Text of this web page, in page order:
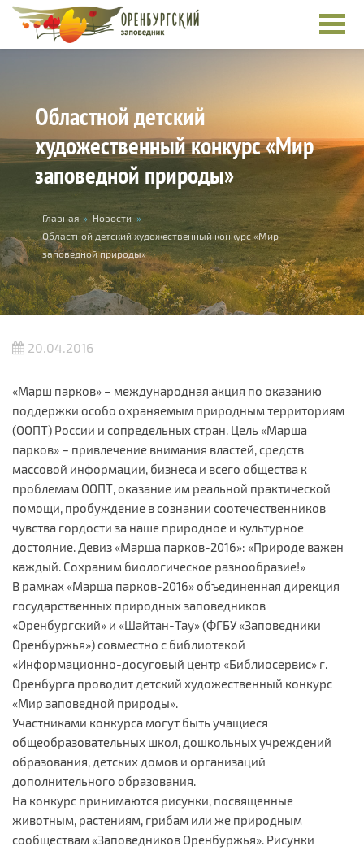
Перейти к основному содержанию
Областной детский
художественный конкурс «Мир
заповедной природы»
Вы здесь
Главная » Новости »
Областной детский художественный конкурс «Мир
заповедной природы»
20.04.2016
«Марш парков» – международная акция по оказанию
поддержки особо охраняемым природным территориям
(ООПТ) России и сопредельных стран. Цель «Марша
парков» – привлечение внимания властей, средств
массовой информации, бизнеса и всего общества к
проблемам ООПТ, оказание им реальной практической
помощи, пробуждение в сознании соотечественников
чувства гордости за наше природное и культурное
достояние. Девиз «Марша парков-2016»: «Природе важен
каждый. Сохраним биологическое разнообразие!»
В рамках «Марша парков-2016» объединенная дирекция
государственных природных заповедников
«Оренбургский» и «Шайтан-Тау» (ФГБУ «Заповедники
Оренбуржья») совместно с библиотекой
«Информационно-досуговый центр «Библиосервис» г.
Оренбурга проводит детский художественный конкурс
«Мир заповедной природы».
Участниками конкурса могут быть учащиеся
общеобразовательных школ, дошкольных учреждений
образования, детских домов и организаций
дополнительного образования.
На конкурс принимаются рисунки, посвященные
животным, растениям, грибам или же природным
сообществам «Заповедников Оренбуржья». Рисунки